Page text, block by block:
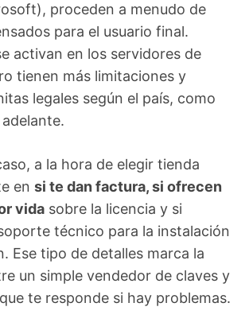
proceden a menudo de
para el usuario final.
activan en los servidores de
tienen más limitaciones y
legales según el país, como
a la hora de elegir tienda
en si te dan factura, si ofrecen
vida sobre la licencia y si
técnico para la instalación
Ese tipo de detalles marca la
un simple vendedor de claves y
te responde si hay problemas.